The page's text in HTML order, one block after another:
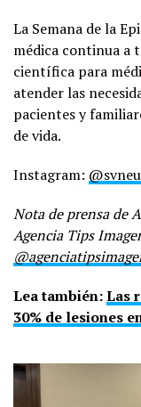
La Semana de la
médica continua a
científica para
atender las
pacientes y
de vida.
Instagram:
Nota de prensa de
Agencia Tips
Lea también:Las
30% de lesiones